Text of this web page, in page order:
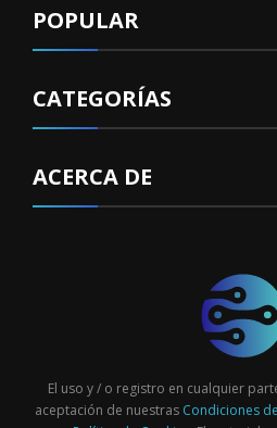
POPULAR
CATEGORÍAS
ACERCA DE
El uso y / o registro en cualquier
aceptación de nuestras Condiciones